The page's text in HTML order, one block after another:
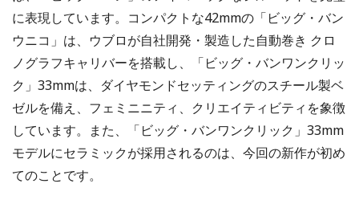
に表現しています。コンパクトな42mmの「ビッグ・バン
ウニコ」は、ウブロが自社開発・製造した自動巻き クロ
ノグラフキャリバーを搭載し、「ビッグ・バンワンクリッ
ク」33mmは、ダイヤモンドセッティングのスチール製ベ
ゼルを備え、フェミニニティ、クリエイティビティを象徴
しています。また、「ビッグ・バンワンクリック」33mm
モデルにセラミックが採用されるのは、今回の新作が初め
てのことです。